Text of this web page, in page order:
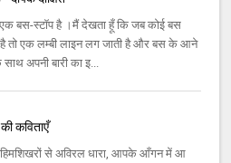
बस-स्टॉप है ।मैं देखता हूँ कि जब कोई बस
है तो एक लम्बी लाइन लग जाती है और बस के आने
अपनी बारी का इ...
कविताएँ
हिमशिखरों से अविरल धारा, आपके आँगन में आ